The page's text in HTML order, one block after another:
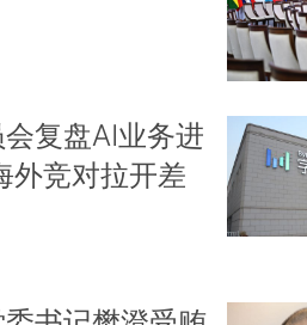
复盘AI业务进
外竞对拉开差